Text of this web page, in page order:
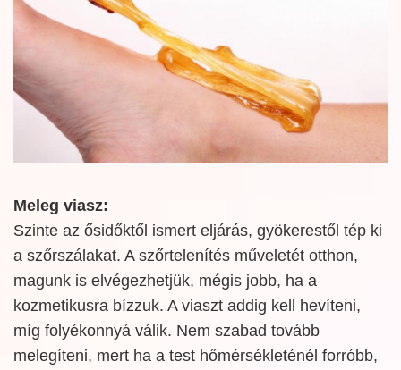
Meleg viasz:
Szinte az ősidőktől ismert eljárás, gyökerestől tép ki
a szőrszálakat. A szőrtelenítés műveletét otthon,
magunk is elvégezhetjük, mégis jobb, ha a
kozmetikusra bízzuk. A viaszt addig kell hevíteni,
míg folyékonnyá válik. Nem szabad tovább
melegíteni, mert ha a test hőmérsékleténél forróbb,